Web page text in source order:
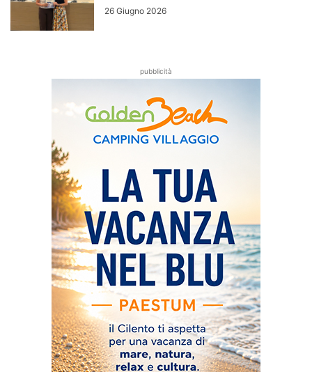
26 Giugno 2026
pubblicità